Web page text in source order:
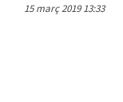
15 març 2019 13:33